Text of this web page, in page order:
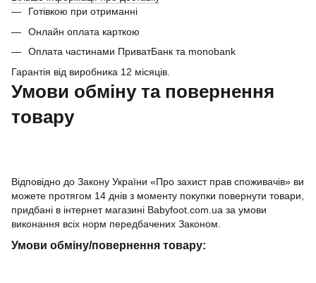
Готівкою при отриманні
Онлайн оплата карткою
Оплата частинами ПриватБанк та monobank
Гарантія від виробника 12 місяців.
Умови обміну та повернення
товару
Відповідно до Закону України «Про захист прав споживачів» ви
можете протягом 14 днів з моменту покупки повернути товари,
придбані в інтернет магазині Babyfoot.com.ua за умови
виконання всіх норм передбачених Законом.
Умови обміну/повернення товару: